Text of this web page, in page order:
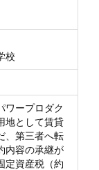
校
ワープロダク
地として賃貸
、第三者へ転
内容の承継が
定資産税（約